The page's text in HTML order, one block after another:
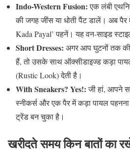
Indo-Western Fusion:एक लंबी
की जगह जींस या धोती पैंट डालें। अब
Kada Payal’ पहनें। यह वन-साइड
Short Dresses: अगर आप घुटनों तक
हैं, तो उसके साथ ऑक्सीडाइज्ड कड़ा
(Rustic Look) देती है।
With Sneakers? Yes!:जी हां, आपने
स्नीकर्स और एक पैर में कड़ा पायल
ट्रेंड बन चुका है।
खरीदते समय किन बातों का